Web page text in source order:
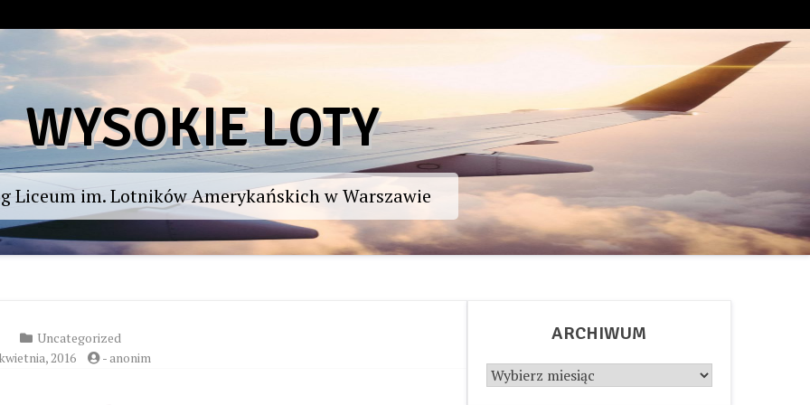
WYSOKIE LOTY
Liceum im. Lotników Amerykańskich w Warszawie
Uncategorized
2016 -anonim
ARCHIWUM
Archiwum